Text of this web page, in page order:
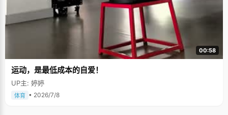
00:58
运动，是最低成本的自爱！
UP主: 婷婷
体育 • 2026/7/8